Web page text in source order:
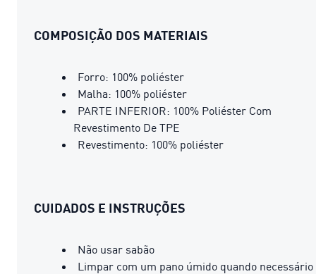
COMPOSIÇÃO DOS MATERIAIS
Forro: 100% poliéster
Malha: 100% poliéster
PARTE INFERIOR: 100% Poliéster Com
Revestimento De TPE
Revestimento: 100% poliéster
CUIDADOS E INSTRUÇÕES
Não usar sabão
Limpar com um pano úmido quando necessário